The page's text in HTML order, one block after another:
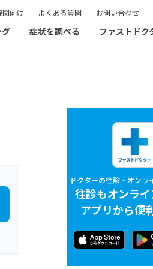
関向け よくある質問 お問い合わせ
症状を調べる ファストドク
ドクターの往診・オンラ
往診もオンラ
アプリから便